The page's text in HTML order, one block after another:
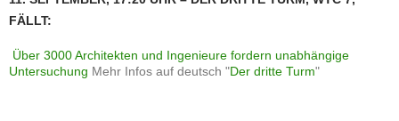
FÄLLT:
Über 3000 Architekten und Ingenieure fordern unabhängige
Untersuchung Mehr Infos auf deutsch "Der dritte Turm"